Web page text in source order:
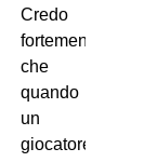
Credo
fortemente
che
quando
un
giocatore